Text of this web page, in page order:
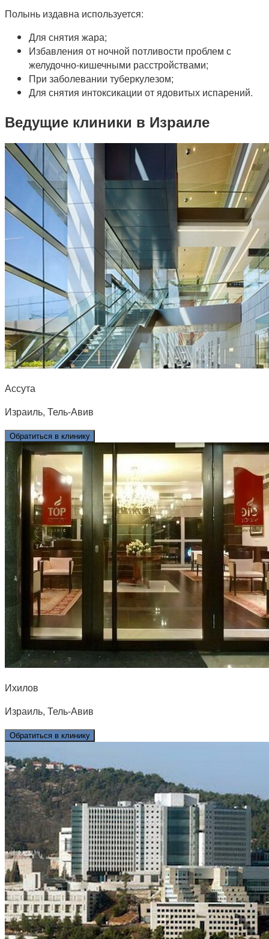
Полынь издавна используется:
Для снятия жара;
Избавления от ночной потливости проблем с
желудочно-кишечными расстройствами;
При заболевании туберкулезом;
Для снятия интоксикации от ядовитых испарений.
Ведущие клиники в Израиле
Ассута
Израиль, Тель-Авив
Обратиться в клинику
Ихилов
Израиль, Тель-Авив
Обратиться в клинику